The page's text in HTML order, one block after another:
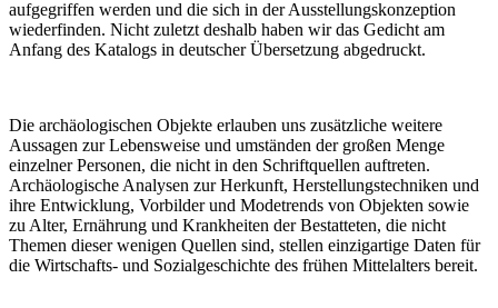
aufgegriffen werden und die sich in der Ausstellungskonzeption
wiederfinden. Nicht zuletzt deshalb haben wir das Gedicht am
Anfang des Katalogs in deutscher Übersetzung abgedruckt.
Die archäologischen Objekte erlauben uns zusätzliche weitere
Aussagen zur Lebensweise und ­umständen der großen Menge
einzelner Personen, die nicht in den Schriftquellen auftreten.
Archäologische Analysen zur Herkunft, Herstellungstechniken und
ihre Entwicklung, Vorbilder und Modetrends von Objekten sowie
zu Alter, Ernährung und Krankheiten der Bestatteten, die nicht
Themen dieser wenigen Quellen sind, stellen einzigartige Daten für
die Wirtschafts- und Sozialgeschichte des frühen Mittelalters bereit.